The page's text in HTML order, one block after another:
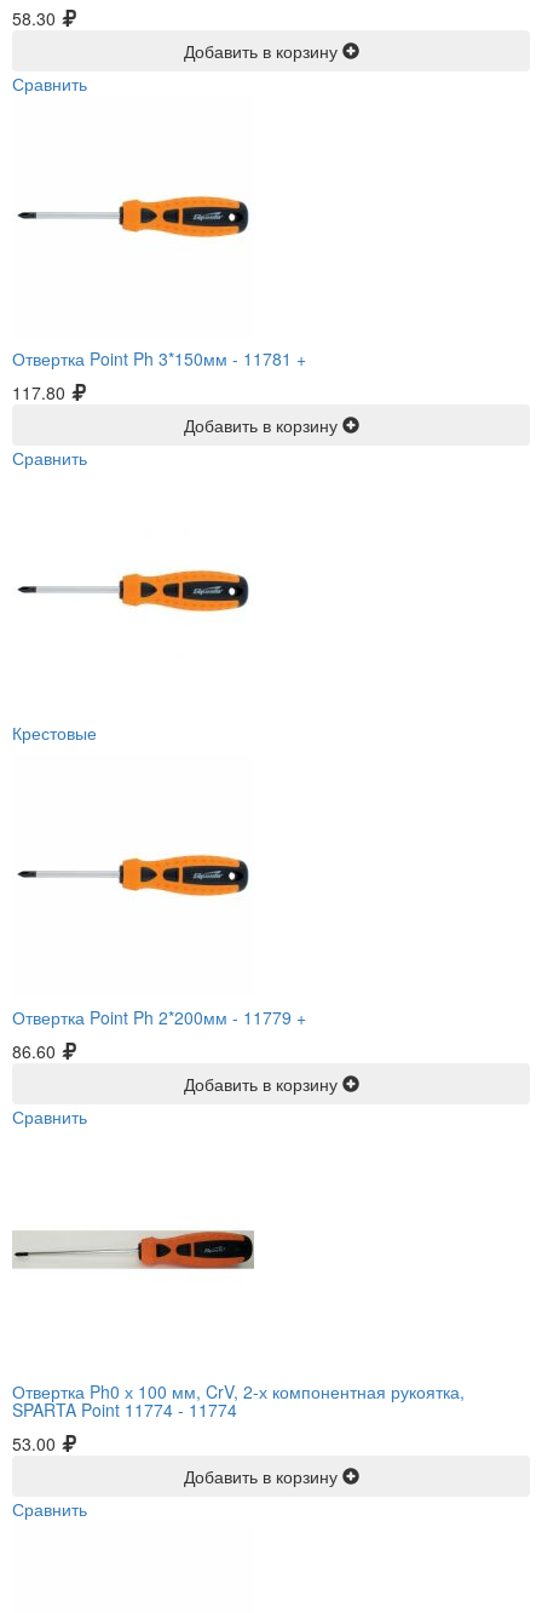
58.30
Добавить в корзину
Сравнить
Отвертка Point Ph 3*150мм - 11781 +
117.80
Добавить в корзину
Сравнить
Крестовые
Отвертка Point Ph 2*200мм - 11779 +
86.60
Добавить в корзину
Сравнить
Отвертка Ph0 х 100 мм, CrV, 2-х компонентная рукоятка,
SPARTA Point 11774 - 11774
53.00
Добавить в корзину
Сравнить